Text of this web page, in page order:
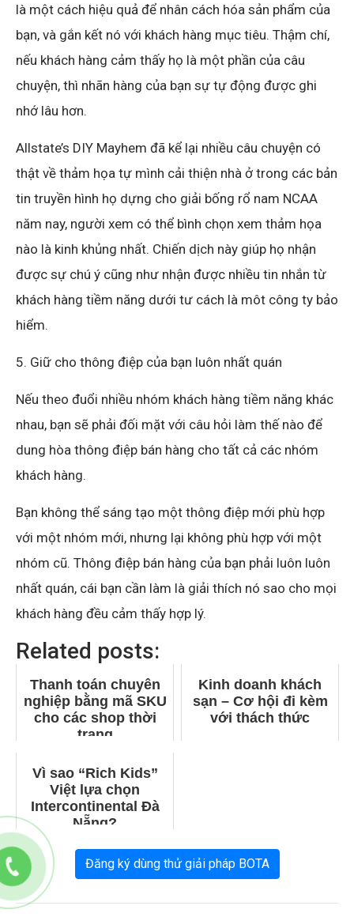
là một cách hiệu quả để nhân cách hóa sản phẩm của
bạn, và gắn kết nó với khách hàng mục tiêu. Thậm chí,
nếu khách hàng cảm thấy họ là một phần của câu
chuyện, thì nhãn hàng của bạn sự tự động được ghi
nhớ lâu hơn.
Allstate’s DIY Mayhem đã kể lại nhiều câu chuyện có
thật về thảm họa tự mình cải thiện nhà ở trong các bản
tin truyền hình họ dựng cho giải bống rổ nam NCAA
năm nay, người xem có thể bình chọn xem thảm họa
nào là kinh khủng nhất. Chiến dịch này giúp họ nhận
được sự chú ý cũng như nhận được nhiều tin nhắn từ
khách hàng tiềm năng dưới tư cách là môt công ty bảo
hiểm.
5. Giữ cho thông điệp của bạn luôn nhất quán
Nếu theo đuổi nhiều nhóm khách hàng tiềm năng khác
nhau, bạn sẽ phải đối mặt với câu hỏi làm thế nào để
dung hòa thông điệp bán hàng cho tất cả các nhóm
khách hàng.
Bạn không thể sáng tạo một thông điệp mới phù hợp
với một nhóm mới, nhưng lại không phù hợp với một
nhóm cũ. Thông điệp bán hàng của bạn phải luôn luôn
nhất quán, cái bạn cần làm là giải thích nó sao cho mọi
khách hàng đều cảm thấy hợp lý.
Related posts:
Thanh toán chuyên
nghiệp bằng mã SKU
cho các shop thời
trang
Kinh doanh khách
sạn – Cơ hội đi kèm
với thách thức
Vì sao “Rich Kids”
Việt lựa chọn
Intercontinental Đà
Nẵng?
Đăng ký dùng thử giải pháp BOTA